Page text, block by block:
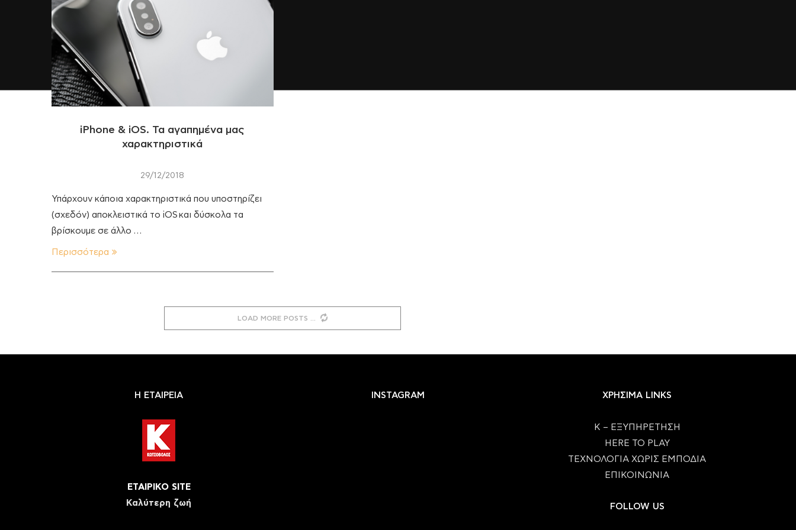
iPhone & iOS. Τα αγαπημένα μας
χαρακτηριστικά
29/12/2018
Υπάρχουν κάποια χαρακτηριστικά που υποστηρίζει
(σχεδόν) αποκλειστικά το iOS και δύσκολα τα
βρίσκουμε σε άλλο …
Περισσότερα
LOAD MORE POSTS
Η ΕΤΑΙΡΕΙΑ
ΕΤΑΙΡΙΚΟ SITE
Καλύτερη ζωή
INSTAGRAM ΧΡΗΣΙΜΑ LINKS
Κ – ΕΞΥΠΗΡΕΤΗΣΗ
HERE TO PLAY
ΤΕΧΝΟΛΟΓΙΑ ΧΩΡΙΣ ΕΜΠΟΔΙΑ
ΕΠΙΚΟΙΝΩΝΙΑ
FOLLOW US